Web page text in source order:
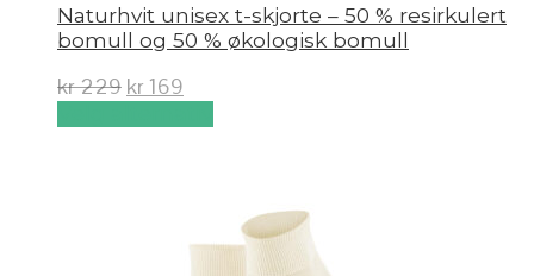
Naturhvit unisex t-skjorte – 50 % resirkulert
bomull og 50 % økologisk bomull
kr229 kr 169